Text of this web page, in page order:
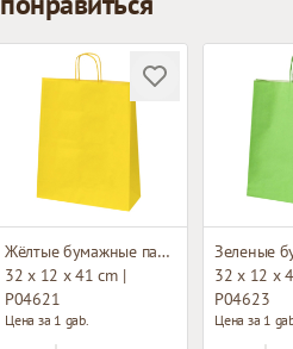
Жёлтые бумажные пакеты с плетёными ручками
32 x 12 x 41 cm |
P04621
Цена за 1 gab.
32 x 12 x
P04623
Цена за 1